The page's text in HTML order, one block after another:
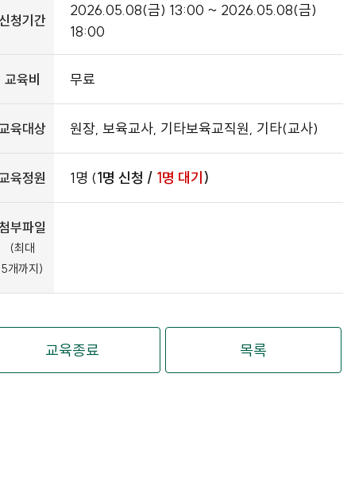
신청기간
2026.05.08(금) 13:00 ~ 2026.05.08(금)
18:00
교육비 무료
육대상 원장, 보육교사, 기타보육교직원, 기타(교사)
육정원 1명 (1명 신청 / 1명 대기 )
첨부파일
(최대
5개까지)
교육종료 목록